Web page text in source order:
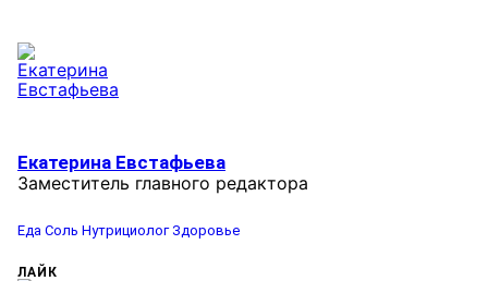
Екатерина Евстафьева
Заместитель главного редактора
Еда Соль НутрициологЗдоровье
ЛАЙК